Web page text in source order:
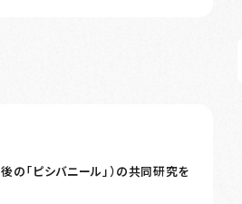
「ピシバニール」）の共同研究を